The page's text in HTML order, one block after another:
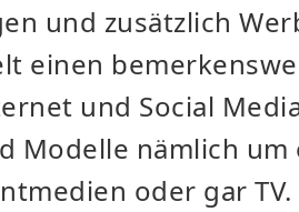
und zusätzlich
einen
und Social
Modelle nämlich
oder gar